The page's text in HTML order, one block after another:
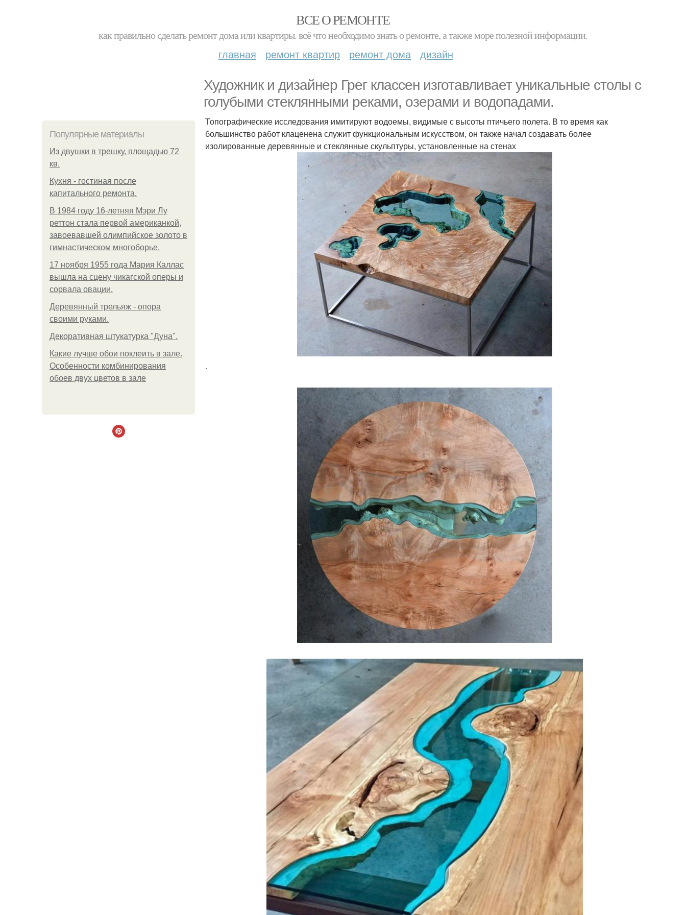
ВСЕ О РЕМОНТЕ
как правильно сделать ремонт дома или квартиры. всё что необходимо знать о ремонте, а также море полезной информации.
главная ремонт квартир ремонт дома дизайн
Художник и дизайнер Грег классен изготавливает уникальные столы с
голубыми стеклянными реками, озерами и водопадами.
Популярные материалы
Из двушки в трешку, площадью 72
кв.
Кухня - гостиная после
капитального ремонта.
В 1984 году 16-летняя Мэри Лу
реттон стала первой американкой,
завоевавшей олимпийское золото в
гимнастическом многоборье.
17 ноября 1955 года Мария Каллас
вышла на сцену чикагской оперы и
сорвала овации.
Деревянный трельяж - опора
своими руками.
Декоративная штукатурка "Дуна".
Какие лучше обои поклеить в зале.
Особенности комбинирования
обоев двух цветов в зале
Топографические исследования имитируют водоемы, видимые с высоты птичьего полета. В то время как
большинство работ клаценена служит функциональным искусством, он также начал создавать более
изолированные деревянные и стеклянные скульптуры, установленные на стенах
.